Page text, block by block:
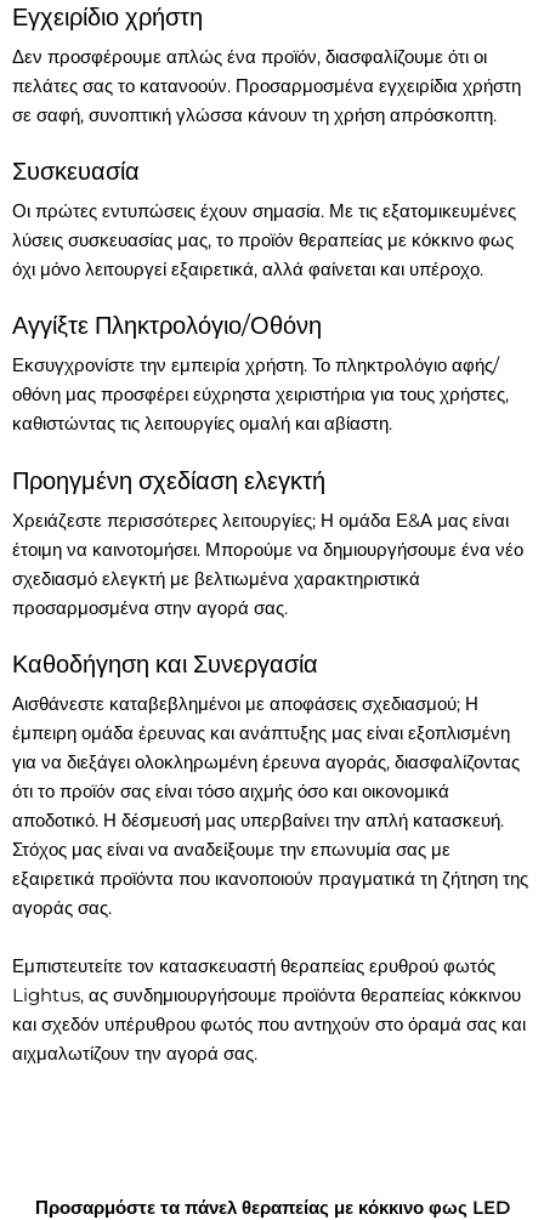
Εγχειρίδιο χρήστη
Δεν προσφέρουμε απλώς ένα προϊόν, διασφαλίζουμε ότι οι
πελάτες σας το κατανοούν. Προσαρμοσμένα εγχειρίδια χρήστη
σε σαφή, συνοπτική γλώσσα κάνουν τη χρήση απρόσκοπτη.
Συσκευασία
Οι πρώτες εντυπώσεις έχουν σημασία. Με τις εξατομικευμένες
λύσεις συσκευασίας μας, το προϊόν θεραπείας με κόκκινο φως
όχι μόνο λειτουργεί εξαιρετικά, αλλά φαίνεται και υπέροχο.
Αγγίξτε Πληκτρολόγιο/Οθόνη
Εκσυγχρονίστε την εμπειρία χρήστη. Το πληκτρολόγιο αφής/
οθόνη μας προσφέρει εύχρηστα χειριστήρια για τους χρήστες,
καθιστώντας τις λειτουργίες ομαλή και αβίαστη.
Προηγμένη σχεδίαση ελεγκτή
Χρειάζεστε περισσότερες λειτουργίες; Η ομάδα Ε&Α μας είναι
έτοιμη να καινοτομήσει. Μπορούμε να δημιουργήσουμε ένα νέο
σχεδιασμό ελεγκτή με βελτιωμένα χαρακτηριστικά
προσαρμοσμένα στην αγορά σας.
Καθοδήγηση και Συνεργασία
Αισθάνεστε καταβεβλημένοι με αποφάσεις σχεδιασμού; Η
έμπειρη ομάδα έρευνας και ανάπτυξης μας είναι εξοπλισμένη
για να διεξάγει ολοκληρωμένη έρευνα αγοράς, διασφαλίζοντας
ότι το προϊόν σας είναι τόσο αιχμής όσο και οικονομικά
αποδοτικό. Η δέσμευσή μας υπερβαίνει την απλή κατασκευή.
Στόχος μας είναι να αναδείξουμε την επωνυμία σας με
εξαιρετικά προϊόντα που ικανοποιούν πραγματικά τη ζήτηση της
αγοράς σας.
Εμπιστευτείτε τον κατασκευαστή θεραπείας ερυθρού φωτός
Lightus, ας συνδημιουργήσουμε προϊόντα θεραπείας κόκκινου
και σχεδόν υπέρυθρου φωτός που αντηχούν στο όραμά σας και
αιχμαλωτίζουν την αγορά σας.
Προσαρμόστε τα πάνελ θεραπείας με κόκκινο φως LED